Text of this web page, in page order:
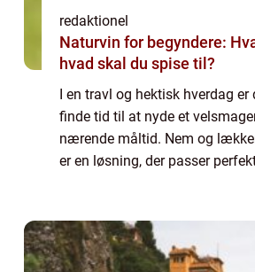
redaktionel
Naturvin for begyndere:
hvad skal du spise til?
I en travl og hektisk hverdag
finde tid til at nyde et
nærende måltid. Nem og
er en løsning, der passer